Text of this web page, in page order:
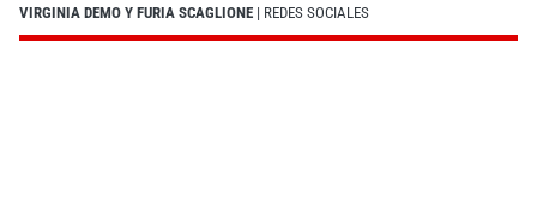
VIRGINIA DEMO Y FURIA SCAGLIONE | REDES SOCIALES